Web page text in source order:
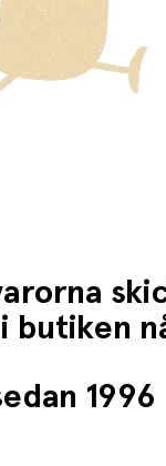
butiken
1996